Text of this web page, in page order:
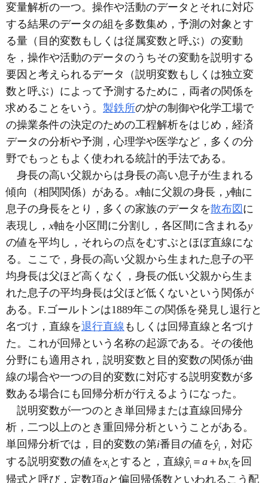
変量解析の一つ。操作や活動のデータとそれに対応
する結果のデータの組を多数集め，予測の対象とす
る量（目的変数もしくは従属変数と呼ぶ）の変動
を，操作や活動のデータのうちその変動を説明する
要因と考えられるデータ（説明変数もしくは独立変
数と呼ぶ）によって予測するために，両者の関係を
求めることをいう。 製鉄所の炉の制御や化学工場で
の操業条件の決定のための工程解析をはじめ，経済
データの分析や予測，心理学や医学など，多くの分
野でもっともよく使われる統計的手法である。
身長の高い父親からは身長の高い息子が生まれる
傾向（相関関係）がある。 x軸に父親の身長， y軸に
息子の身長をとり，多くの家族のデータを散布図 に
表現し， x軸を小区間に分割し，各区間に含まれるy
の値を平均し，それらの点をむすぶとほぼ直線にな
る。ここで，身長の高い父親から生まれた息子の平
均身長は父ほど高くなく，身長の低い父親から生ま
れた息子の平均身長は父ほど低くないという関係が
ある。F.ゴールトンは1889年この関係を発見し退行と
名づけ，直線を退行直線 もしくは回帰直線と名づけ
た。これが回帰という名称の起源である。その後他
分野にも適用され，説明変数と目的変数の関係が曲
線の場合や一つの目的変数に対応する説明変数が多
数ある場合にも回帰分析が行えるようになった。
説明変数が一つのとき単回帰または直線回帰分
析，二つ以上のとき重回帰分析ということがある。
単回帰分析では，目的変数の第i番目の値をŷi
，対応
する説明変数の値をxi とすると，直線ŷi ＝ a ＋ bxi を回
帰式と呼び，定数項aと偏回帰係数といわれるこう配